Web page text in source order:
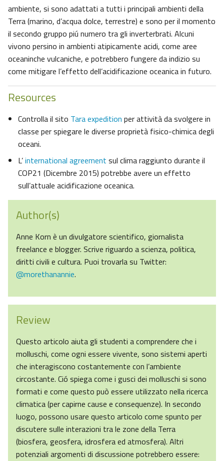
ambiente, si sono adattati a tutti i principali ambienti della
Terra (marino, d’acqua dolce, terrestre) e sono per il momento
il secondo gruppo piú numero tra gli inverterbrati. Alcuni
vivono persino in ambienti atipicamente acidi, come aree
oceaninche vulcaniche, e potrebbero fungere da indizio su
come mitigare l’effetto dell’acidificazione oceanica in futuro.
Resources
Controlla il sito Tara expedition per attività da svolgere in
classe per spiegare le diverse proprietà fisico-chimica degli
oceani.
L’international agreement sul clima raggiunto durante il
COP21 (Dicembre 2015) potrebbe avere un effetto
sull’attuale acidificazione oceanica.
Author(s)
Anne Korn è un divulgatore scientifico, giornalista
freelance e blogger. Scrive riguardo a scienza, politica,
diritti civili e cultura. Puoi trovarla su Twitter:
@morethanannie.
Review
Questo articolo aiuta gli studenti a comprendere che i
molluschi, come ogni essere vivente, sono sistemi aperti
che interagiscono costantemente con l’ambiente
circostante. Ció spiega come i gusci dei molluschi si sono
formati e come questo può essere utilizzato nella ricerca
climatica (per capirne cause e consequenze). In secondo
luogo, possono usare questo articolo come spunto per
discutere sulle interazioni tra le zone della Terra
(biosfera, geosfera, idrosfera ed atmosfera). Altri
potenziali argomenti di discussione potrebbero essere: